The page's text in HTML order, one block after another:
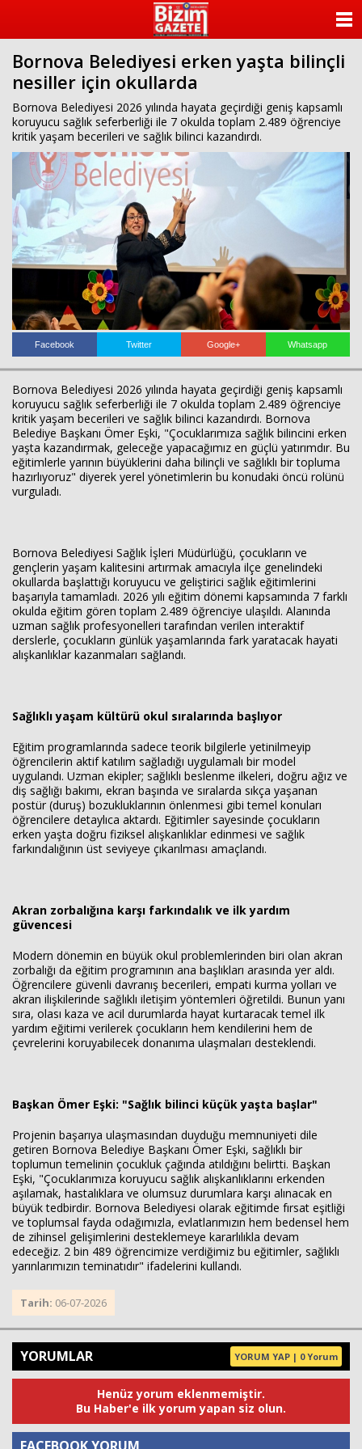
Bornova Belediyesi erken yaşta bilinçli
nesiller için okullarda
Bornova Belediyesi 2026 yılında hayata geçirdiği geniş kapsamlı
koruyucu sağlık seferberliği ile 7 okulda toplam 2.489 öğrenciye
kritik yaşam becerileri ve sağlık bilinci kazandırdı.
Facebook Twitter Google+ Whatsapp
Bornova Belediyesi 2026 yılında hayata geçirdiği geniş kapsamlı
koruyucu sağlık seferberliği ile 7 okulda toplam 2.489 öğrenciye
kritik yaşam becerileri ve sağlık bilinci kazandırdı. Bornova
Belediye Başkanı Ömer Eşki, "Çocuklarımıza sağlık bilincini erken
yaşta kazandırmak, geleceğe yapacağımız en güçlü yatırımdır. Bu
eğitimlerle yarının büyüklerini daha bilinçli ve sağlıklı bir topluma
hazırlıyoruz" diyerek yerel yönetimlerin bu konudaki öncü rolünü
vurguladı.
Bornova Belediyesi Sağlık İşleri Müdürlüğü, çocukların ve
gençlerin yaşam kalitesini artırmak amacıyla ilçe genelindeki
okullarda başlattığı koruyucu ve geliştirici sağlık eğitimlerini
başarıyla tamamladı. 2026 yılı eğitim dönemi kapsamında 7 farklı
okulda eğitim gören toplam 2.489 öğrenciye ulaşıldı. Alanında
uzman sağlık profesyonelleri tarafından verilen interaktif
derslerle, çocukların günlük yaşamlarında fark yaratacak hayati
alışkanlıklar kazanmaları sağlandı.
Sağlıklı yaşam kültürü okul sıralarında başlıyor
Eğitim programlarında sadece teorik bilgilerle yetinilmeyip
öğrencilerin aktif katılım sağladığı uygulamalı bir model
uygulandı. Uzman ekipler; sağlıklı beslenme ilkeleri, doğru ağız ve
diş sağlığı bakımı, ekran başında ve sıralarda sıkça yaşanan
postür (duruş) bozukluklarının önlenmesi gibi temel konuları
öğrencilere detaylıca aktardı. Eğitimler sayesinde çocukların
erken yaşta doğru fiziksel alışkanlıklar edinmesi ve sağlık
farkındalığının üst seviyeye çıkarılması amaçlandı.
Akran zorbalığına karşı farkındalık ve ilk yardım
güvencesi
Modern dönemin en büyük okul problemlerinden biri olan akran
zorbalığı da eğitim programının ana başlıkları arasında yer aldı.
Öğrencilere güvenli davranış becerileri, empati kurma yolları ve
akran ilişkilerinde sağlıklı iletişim yöntemleri öğretildi. Bunun yanı
sıra, olası kaza ve acil durumlarda hayat kurtaracak temel ilk
yardım eğitimi verilerek çocukların hem kendilerini hem de
çevrelerini koruyabilecek donanıma ulaşmaları desteklendi.
Başkan Ömer Eşki: "Sağlık bilinci küçük yaşta başlar"
Projenin başarıya ulaşmasından duyduğu memnuniyeti dile
getiren Bornova Belediye Başkanı Ömer Eşki, sağlıklı bir
toplumun temelinin çocukluk çağında atıldığını belirtti. Başkan
Eşki, "Çocuklarımıza koruyucu sağlık alışkanlıklarını erkenden
aşılamak, hastalıklara ve olumsuz durumlara karşı alınacak en
büyük tedbirdir. Bornova Belediyesi olarak eğitimde fırsat eşitliği
ve toplumsal fayda odağımızla, evlatlarımızın hem bedensel hem
de zihinsel gelişimlerini desteklemeye kararlılıkla devam
edeceğiz. 2 bin 489 öğrencimize verdiğimiz bu eğitimler, sağlıklı
yarınlarımızın teminatıdır" ifadelerini kullandı.
Tarih: 06-07-2026
YORUMLAR YORUM YAP | 0 Yorum
Henüz yorum eklenmemiştir.
Bu Haber'e ilk yorum yapan siz olun.
KATEGORİLER
ANKETLER
FOTO GALERİ
VİDEO GALERİ
KÜNYE
İLETİŞİM